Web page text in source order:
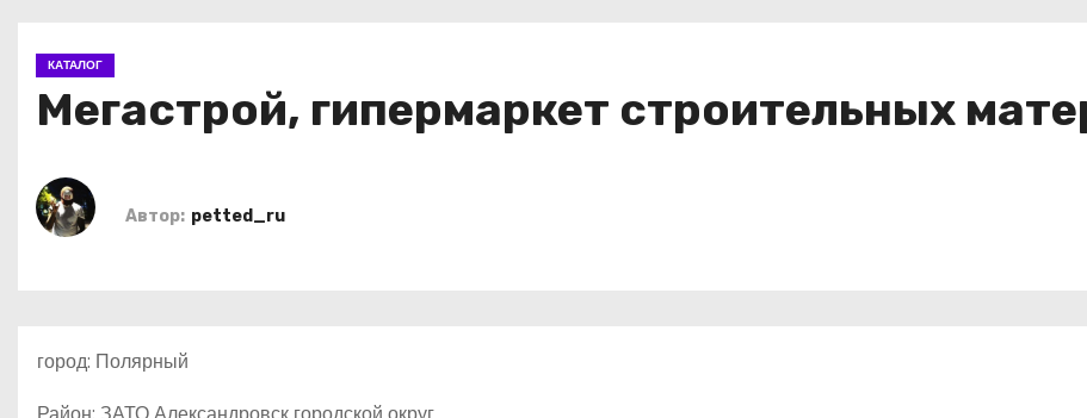
КАТАЛОГ
Мегастрой, гипермаркет строительных
Автор: petted_ru
город: Полярный